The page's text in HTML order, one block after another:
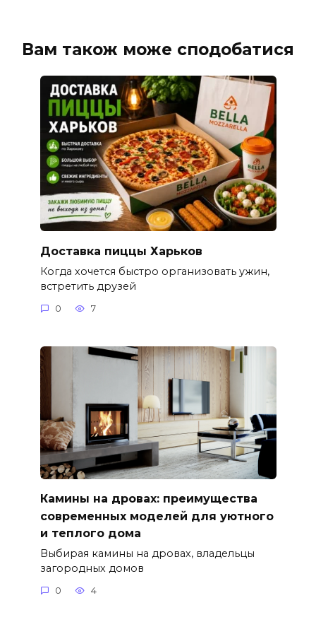
Вам також може сподобатися
Доставка пиццы Харьков
Когда хочется быстро организовать ужин,
встретить друзей
0 7
Камины на дровах: преимущества
современных моделей для уютного
и теплого дома
Выбирая камины на дровах, владельцы
загородных домов
0 4